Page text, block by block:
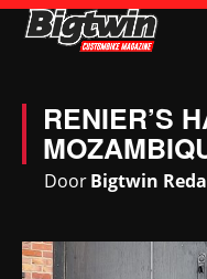
RENIER’S
DoorBigtwin